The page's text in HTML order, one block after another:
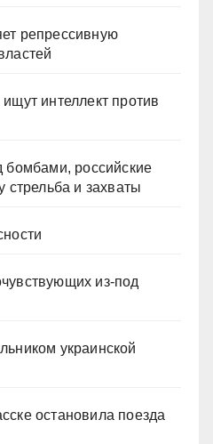
репрессивную
интеллект против
бомбами, российские
стрельба и захваты
из-под
украинской
остановила поезда